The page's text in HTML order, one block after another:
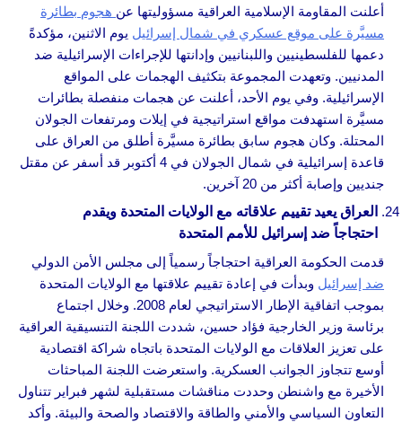
أعلنت المقاومة الإسلامية العراقية مسؤوليتها عن هجوم بطائرة
مسيَّرة على موقع عسكري في شمال إسرائيل يوم الاثنين، مؤكدةً
دعمها للفلسطينيين واللبنانيين وإدانتها للإجراءات الإسرائيلية ضد
المدنيين. وتعهدت المجموعة بتكثيف الهجمات على المواقع
الإسرائيلية. وفي يوم الأحد، أعلنت عن هجمات منفصلة بطائرات
مسيَّرة استهدفت مواقع استراتيجية في إيلات ومرتفعات الجولان
المحتلة. وكان هجوم سابق بطائرة مسيَّرة أطلق من العراق على
قاعدة إسرائيلية في شمال الجولان في 4 أكتوبر قد أسفر عن مقتل
جنديين وإصابة أكثر من 20 آخرين.
العراق يعيد تقييم علاقاته مع الولايات المتحدة ويقدم
احتجاجاً ضد إسرائيل للأمم المتحدة
قدمت الحكومة العراقية احتجاجاً رسمياً إلى مجلس الأمن الدولي
ضد إسرائيل وبدأت في إعادة تقييم علاقتها مع الولايات المتحدة
بموجب اتفاقية الإطار الاستراتيجي لعام 2008. وخلال اجتماع
برئاسة وزير الخارجية فؤاد حسين، شددت اللجنة التنسيقية العراقية
على تعزيز العلاقات مع الولايات المتحدة باتجاه شراكة اقتصادية
أوسع تتجاوز الجوانب العسكرية. واستعرضت اللجنة المباحثات
الأخيرة مع واشنطن وحددت مناقشات مستقبلية لشهر فبراير تتناول
التعاون السياسي والأمني والطاقة والاقتصاد والصحة والبيئة. وأكد